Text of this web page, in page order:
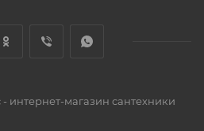
интернет-магазин сантехники